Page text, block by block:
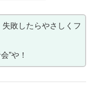
敗したらやさしくフ
”や！